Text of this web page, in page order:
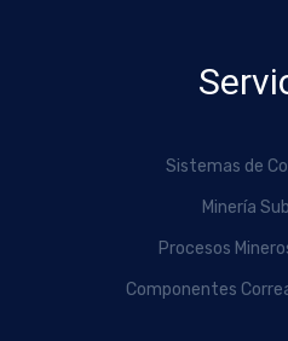
Sistemas de
Minería
Procesos
Componentes